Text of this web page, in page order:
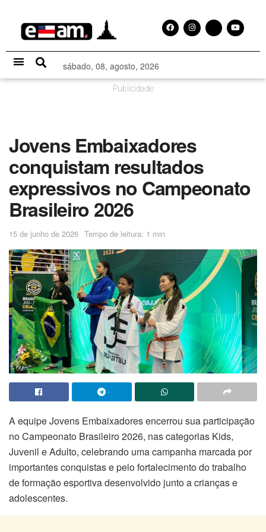
sábado, 08, agosto, 2026
Publicidade
Jovens Embaixadores
conquistam resultados
expressivos no Campeonato
Brasileiro 2026
15 de junho de 2026 Tempo de leitura: 1 min
A equipe Jovens Embaixadores encerrou sua participação
no Campeonato Brasileiro 2026, nas categorias Kids,
Juvenil e Adulto, celebrando uma campanha marcada por
importantes conquistas e pelo fortalecimento do trabalho
de formação esportiva desenvolvido junto a crianças e
adolescentes.